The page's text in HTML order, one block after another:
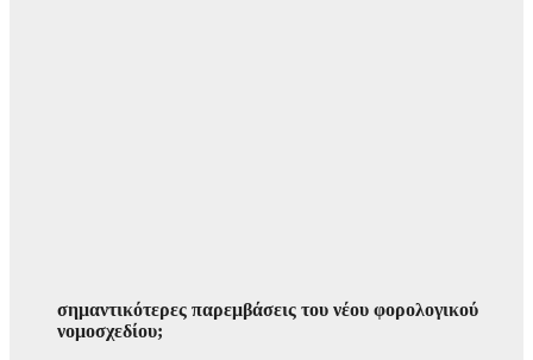
σημαντικότερες παρεμβάσεις του νέου φορολογικού
νομοσχεδίου;